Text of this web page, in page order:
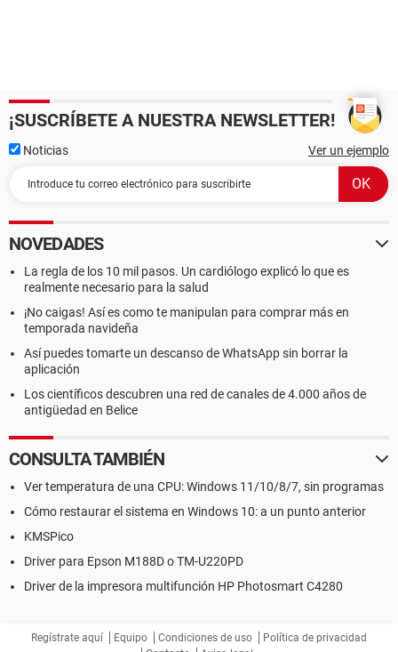
¡SUSCRÍBETE A NUESTRA NEWSLETTER!
Noticias Ver un ejemplo
NOVEDADES
La regla de los 10 mil pasos. Un cardiólogo explicó lo que es
realmente necesario para la salud
¡No caigas! Así es como te manipulan para comprar más en
temporada navideña
Así puedes tomarte un descanso de WhatsApp sin borrar la
aplicación
Los científicos descubren una red de canales de 4.000 años de
antigüedad en Belice
CONSULTA TAMBIÉN
Ver temperatura de una CPU: Windows 11/10/8/7, sin programas
Cómo restaurar el sistema en Windows 10: a un punto anterior
KMSPico
Driver para Epson M188D o TM-U220PD
Driver de la impresora multifunción HP Photosmart C4280
Regístrate aquí Equipo Condiciones de uso
Política de privacidad